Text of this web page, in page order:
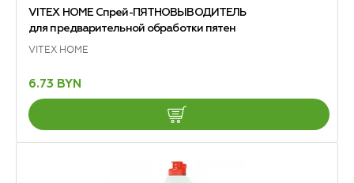
VITEX HOME Спрей-ПЯТНОВЫВОДИТЕЛЬ
для предварительной обработки пятен
VITEX HOME
6.73 BYN